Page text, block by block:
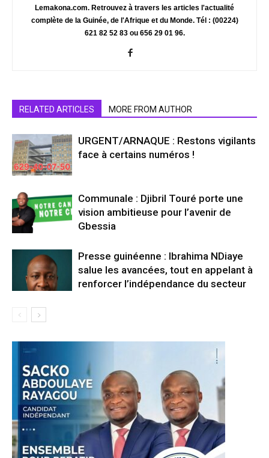
Lemakona.com. Retrouvez à travers les articles l'actualité
complète de la Guinée, de l'Afrique et du Monde. Tél : (00224)
621 82 52 83 ou 656 29 01 96.
RELATED ARTICLES MORE FROM AUTHOR
URGENT/ARNAQUE : Restons vigilants
face à certains numéros !
Communale : Djibril Touré porte une
vision ambitieuse pour l’avenir de
Gbessia
Presse guinéenne : Ibrahima NDiaye
salue les avancées, tout en appelant à
renforcer l’indépendance du secteur